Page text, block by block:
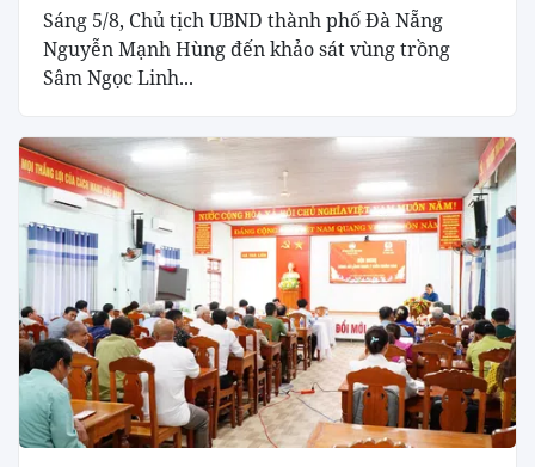
Sáng 5/8, Chủ tịch UBND thành phố Đà Nẵng
Nguyễn Mạnh Hùng đến khảo sát vùng trồng
Sâm Ngọc Linh...